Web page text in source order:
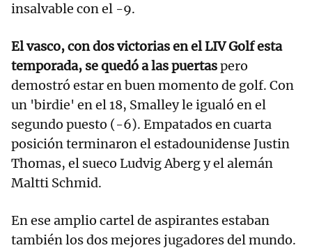
insalvable con el -9.
El vasco, con dos victorias en el LIV Golf esta
temporada, se quedó a las puertaspero
demostró estar en buen momento de golf. Con
un 'birdie' en el 18, Smalley le igualó en el
segundo puesto (-6). Empatados en cuarta
posición terminaron el estadounidense Justin
Thomas, el sueco Ludvig Aberg y el alemán
Maltti Schmid.
En ese amplio cartel de aspirantes estaban
también los dos mejores jugadores del mundo.